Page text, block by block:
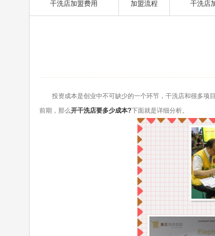
干洗店加盟费用 加盟流程 干洗店
投资成本是创业中不可缺少的一个环节，干洗店和很多项
前期，那么开干洗店要多少成本?下面就是详细分析。